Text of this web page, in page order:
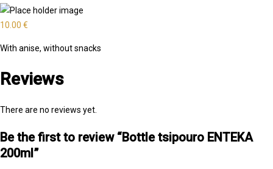
10.00 €
With anise, without snacks
Reviews
There are no reviews yet.
Be the first to review “Bottle tsipouro ENTEKA
200ml”